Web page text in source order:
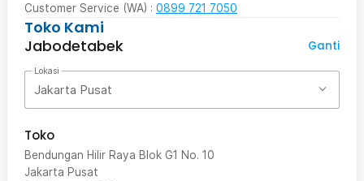
Customer Service (WA) : 0899 721 7050
Toko Kami
Jabodetabek
Ganti
Lokasi
Jakarta Pusat
Toko
Bendungan Hilir Raya Blok G1 No. 10
Jakarta Pusat